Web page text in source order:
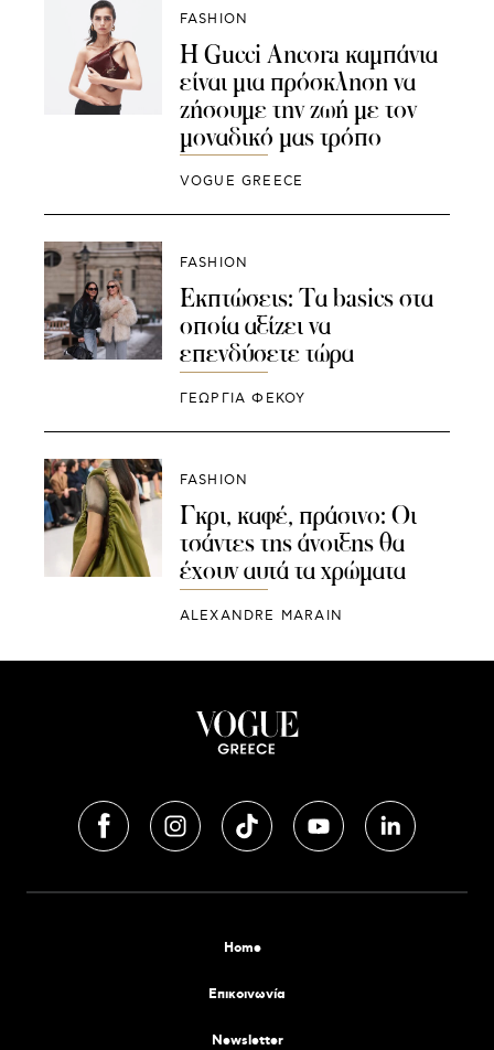
FASHION
Η Gucci Ancora καμπάνια
είναι μια πρόσκληση να
ζήσουμε την ζωή με τον
μοναδικό μας τρόπο
VOGUE GREECE
FASHION
Εκπτώσεις: Tα basics στα
οποία αξίζει να
επενδύσετε τώρα
ΓΕΩΡΓΙΑ ΦΕΚΟΥ
FASHION
Γκρι, καφέ, πράσινο: Οι
τσάντες της άνοιξης θα
έχουν αυτά τα χρώματα
ALEXANDRE MARAIN
Home
Επικοινωνία
Newsletter